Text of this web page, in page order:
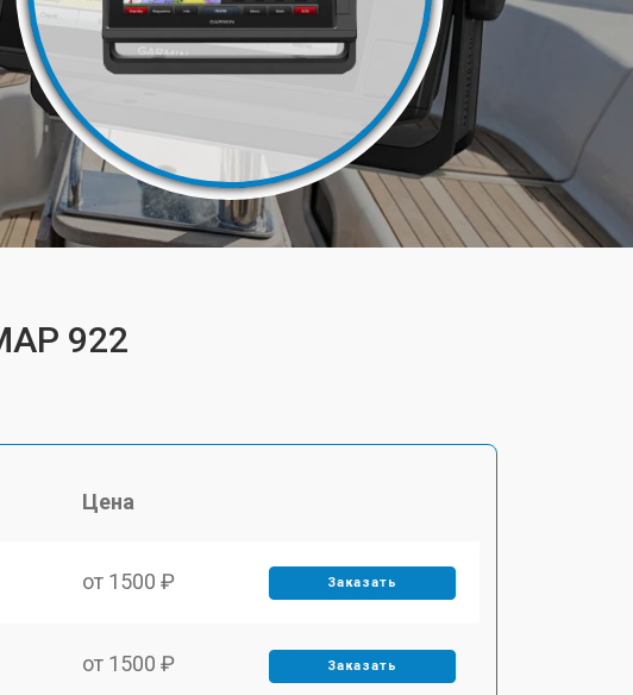
922
Цена
от 1500 ₽ Заказать
от 1500 ₽ Заказать